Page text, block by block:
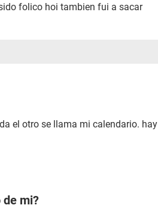
folico hoi tambien fui a sacar
el otro se llama mi calendario. hay
de mi?